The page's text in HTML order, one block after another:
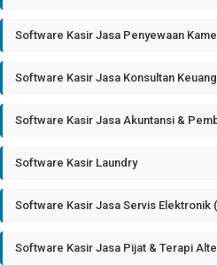
Software Kasir Jasa Penyewaan
Software Kasir Jasa Konsultan
Software Kasir Jasa Akuntansi &
Software Kasir Laundry
Software Kasir Jasa Servis Elektronik
Software Kasir Jasa Pijat & Terapi